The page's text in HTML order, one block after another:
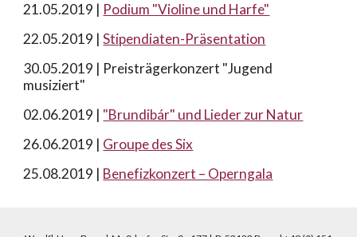
21.05.2019 | Podium "Violine und Harfe"
22.05.2019 |Stipendiaten-Präsentation
30.05.2019 | Preisträgerkonzert "Jugend
musiziert"
02.06.2019 | "Brundibár" und Lieder zur Natur
26.06.2019 | Groupe des Six
25.08.2019 | Benefizkonzert – Operngala